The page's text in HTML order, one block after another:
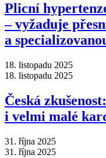
Plicní
–⁠ vyžaduje
a
18. listopadu 2025
18. listopadu 2025
Česká
i velmi malé
31. října 2025
31. října 2025